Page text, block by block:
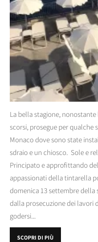
La bella stagione,
scorsi, prosegue per qualche
Monaco dove sono state
sdraio e un chiosco. Sole e
Principato e approfittando
appassionati della tintarella
domenica 13 settembre della
dalla prosecuzione dei lavori
godersi...
SCOPRI DI PIÙ